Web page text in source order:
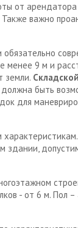
от
важно
обязательно
менее 9 м и
земли.
быть
для
здании,
- от 6 м. Пол